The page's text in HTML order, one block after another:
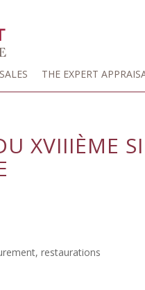
THE EXPERT
XVIIIÈME
restaurations